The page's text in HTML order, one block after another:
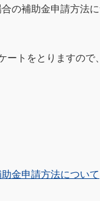
の補助金申請方法に
ートをとりますので
金申請方法について